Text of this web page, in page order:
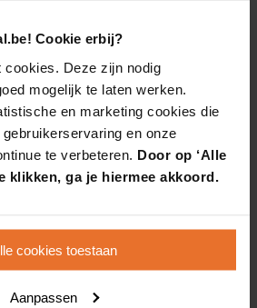
Cookie erbij?
cookies. Deze zijn nodig
mogelijk te laten werken.
en marketing cookies die
en onze
te verbeteren. Door op ‘Alle
klikken, ga je hiermee akkoord.
cookies toestaan
Aanpassen